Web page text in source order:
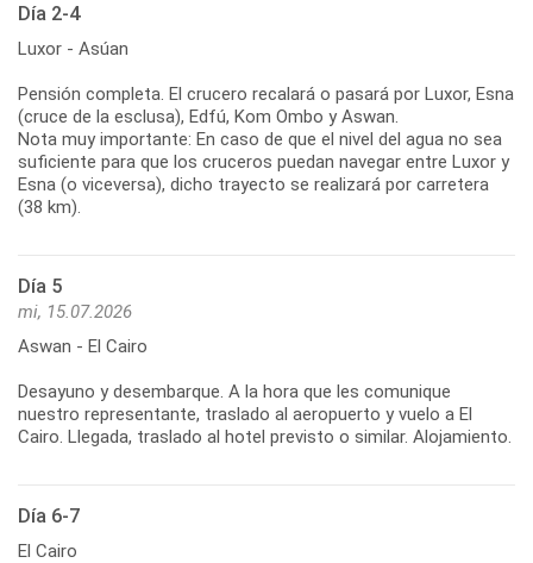
Día 2-4
Luxor - Asúan
Pensión completa. El crucero recalará o pasará por Luxor, Esna
(cruce de la esclusa), Edfú, Kom Ombo y Aswan.
Nota muy importante: En caso de que el nivel del agua no sea
suficiente para que los cruceros puedan navegar entre Luxor y
Esna (o viceversa), dicho trayecto se realizará por carretera
(38 km).
Día 5
mi, 15.07.2026
Aswan - El Cairo
Desayuno y desembarque. A la hora que les comunique
nuestro representante, traslado al aeropuerto y vuelo a El
Cairo. Llegada, traslado al hotel previsto o similar. Alojamiento.
Día 6-7
El Cairo